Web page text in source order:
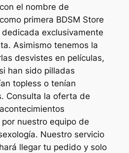
el nombre de
primera BDSM Store
dedicada exclusivamente
Asimismo tenemos la
desvistes en películas,
han sido pilladas
topless o tenían
Consulta la oferta de
nuestro equipo de
Nuestro servicio
llegar tu pedido y solo